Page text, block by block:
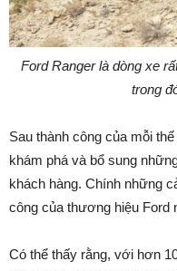
Ford Ranger là dòng xe
trong
Sau thành công của mỗi
khám phá và bổ sung
khách hàng. Chính những
công của thương hiệu Ford
Có thể thấy rằng, với hơn